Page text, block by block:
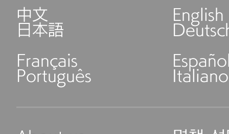
中文 English
日本語
Français
Português Italiano